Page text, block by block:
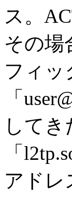
ス。
その場
フィッ
「
して
「
アドレ